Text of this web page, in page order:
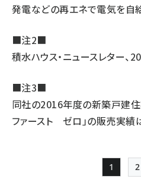
発電などの再エネで電気を自
■注2■
積水ハウス・ニュースレター、
■注3■
同社の2016年度の新築戸建住
ファースト ゼロ」の販売実績
Page
1 2